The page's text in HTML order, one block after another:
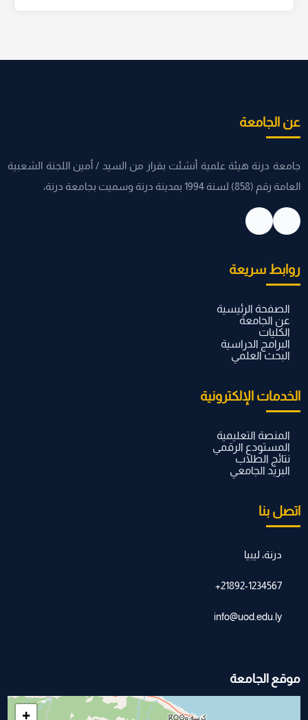
عن الجامعة
جامعة درنة هيئة علمية أنشئت بقرار من السيد / أمين اللجنة الشعبية
العامة رقم (858) لسنة 1994 بمدينة درنة وسميت بجامعة درنة،
روابط سريعة
الصفحة الرئيسية
عن الجامعة
الكليات
البرامج الدراسية
البحث العلمي
الخدمات الإلكترونية
المنصة التعليمية
المستودع الرقمي
نتائج الطلاب
البريد الجامعي
اتصل بنا
درنة، ليبيا
21892-1234567+
info@uod.edu.ly
موقع الجامعة
+